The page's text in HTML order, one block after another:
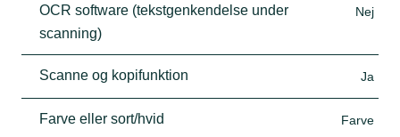
OCR software (tekstgenkendelse under
scanning)
Nej
Scanne og kopifunktion Ja
Farve eller sort/hvid Farve